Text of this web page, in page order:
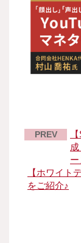
PREV
【ホワイト
をご紹介♪